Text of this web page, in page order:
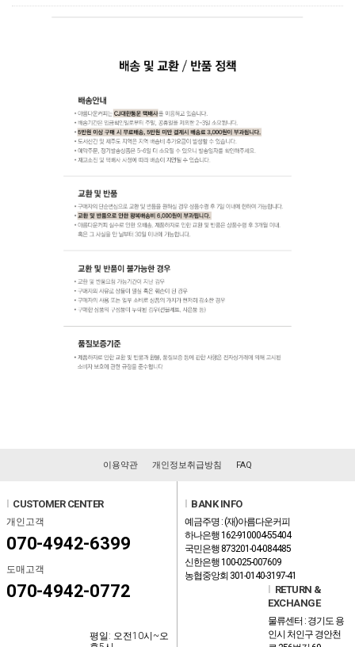
이용약관 개인정보취급방침 FAQ
CUSTOMER CENTER
개인고객
070-4942-6399
도매고객
070-4942-0772
평일: 오전10시~오
BANK INFO
예금주명 : (재)아름다운커피
하나은행 162-910004-55404
국민은행 873201-04-084485
신한은행 100-025-007609
농협중앙회 301-0140-3197-41
RETURN &
EXCHANGE
물류센터 : 경기도 용
인시 처인구 경안천